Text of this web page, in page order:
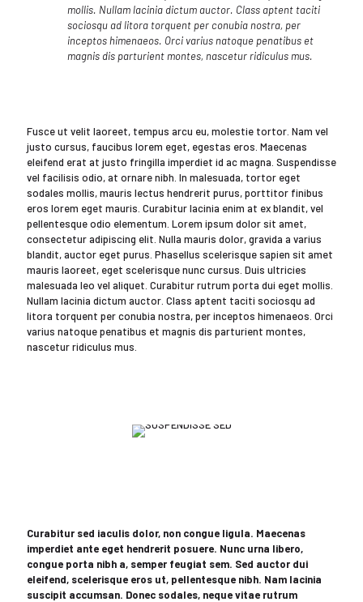
mollis. Nullam lacinia dictum auctor. Class aptent taciti
sociosqu ad litora torquent per conubia nostra, per
inceptos himenaeos. Orci varius natoque penatibus et
magnis dis parturient montes, nascetur ridiculus mus.
Fusce ut velit laoreet, tempus arcu eu, molestie tortor. Nam vel
justo cursus, faucibus lorem eget, egestas eros. Maecenas
eleifend erat at justo fringilla imperdiet id ac magna. Suspendisse
vel facilisis odio, at ornare nibh. In malesuada, tortor eget
sodales mollis, mauris lectus hendrerit purus, porttitor finibus
eros lorem eget mauris. Curabitur lacinia enim at ex blandit, vel
pellentesque odio elementum. Lorem ipsum dolor sit amet,
consectetur adipiscing elit. Nulla mauris dolor, gravida a varius
blandit, auctor eget purus. Phasellus scelerisque sapien sit amet
mauris laoreet, eget scelerisque nunc cursus. Duis ultricies
malesuada leo vel aliquet. Curabitur rutrum porta dui eget mollis.
Nullam lacinia dictum auctor. Class aptent taciti sociosqu ad
litora torquent per conubia nostra, per inceptos himenaeos. Orci
varius natoque penatibus et magnis dis parturient montes,
nascetur ridiculus mus.
Curabitur sed iaculis dolor, non congue ligula. Maecenas
imperdiet ante eget hendrerit posuere. Nunc urna libero,
congue porta nibh a, semper feugiat sem. Sed auctor dui
eleifend, scelerisque eros ut, pellentesque nibh. Nam lacinia
suscipit accumsan. Donec sodales, neque vitae rutrum